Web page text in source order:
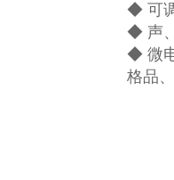
◆ 可
◆ 声
◆ 微
格品